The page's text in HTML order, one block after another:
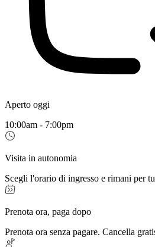
Aperto oggi
10:00am - 7:00pm
Visita in autonomia
Scegli l'orario di ingresso e rimani per
Prenota ora, paga dopo
Prenota ora senza pagare. Cancella